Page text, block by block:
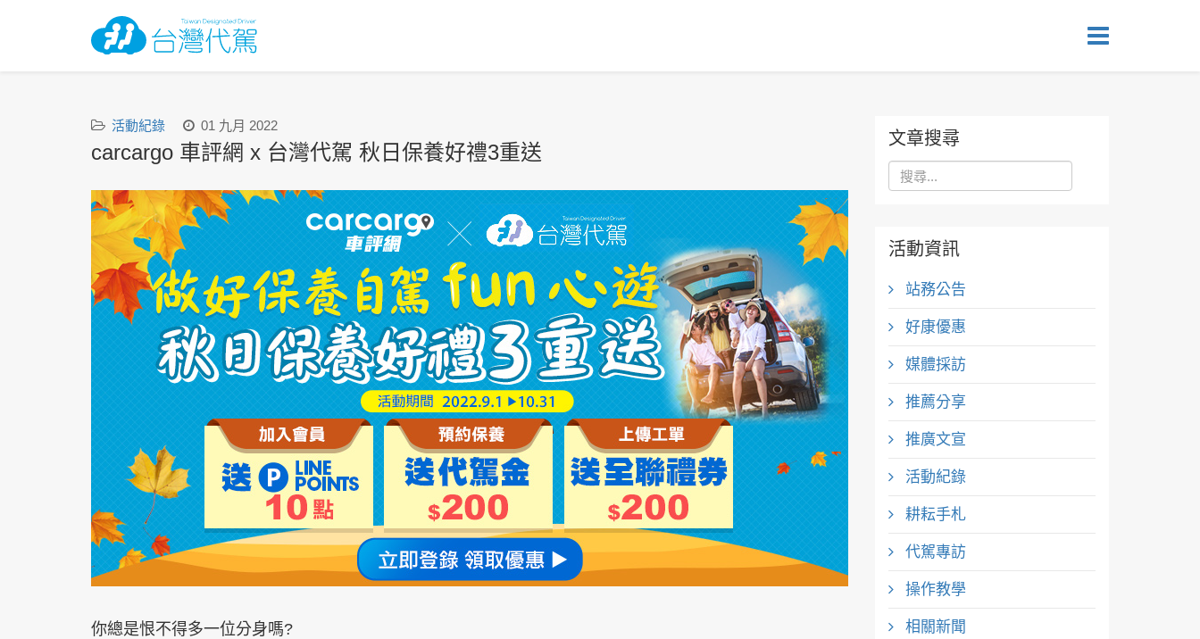
活動紀錄 01 九月 2022
carcargo 車評網 x 台灣代駕 秋日保養好禮3重送
你總是恨不得多一位分身嗎?
文章搜尋
活動資訊
站務公告
好康優惠
媒體採訪
推薦分享
推廣文宣
活動紀錄
耕耘手札
代駕專訪
操作教學
相關新聞